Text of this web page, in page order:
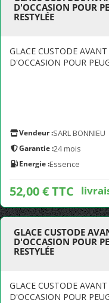
D'OCCASION POUR
RESTYLÉE
GLACE CUSTODE
D'OCCASION POUR
Vendeur :SARL BONNIEU
Garantie :24 mois
Energie :Essence
52,00 € TTC
GLACE CUSTODE
D'OCCASION POUR
RESTYLÉE
GLACE CUSTODE
D'OCCASION POUR